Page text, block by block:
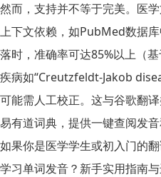
然而，支持并不等于完美。医
上下文依赖，如PubMed数据
落时，准确率可达85%以上（
疾病如“Creutzfeldt-Jakob
可能需人工校正。这与谷歌翻
易有道词典，提供一键查阅发音
如果你是医学学生或初入门的
学习单词发音？新手实用指南